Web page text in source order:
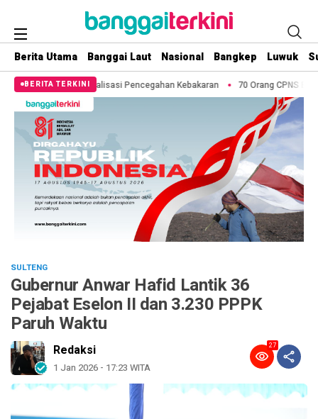
Berita Utama Banggai Laut Nasional Bangkep Luwuk
BERITA TERKINI
Pencegahan Kebakaran 70 Orang CPNS Banggai Laut Resmi
SULTENG
Gubernur Anwar Hafid Lantik 36
Pejabat Eselon II dan 3.230 PPPK
Paruh Waktu
Redaksi
1 Jan 2026 - 17:23 WITA
27